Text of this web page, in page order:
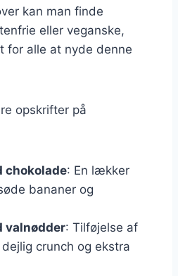
kan man finde
eller veganske,
for alle at nyde denne
opskrifter på
chokolade: En lækker
bananer og
valnødder: Tilføjelse af
crunch og ekstra